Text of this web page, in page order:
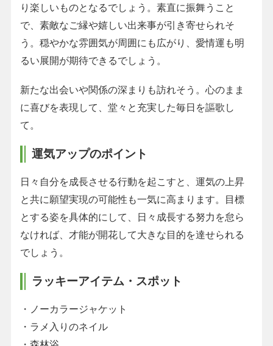
り楽しいものとなるでしょう。素直に振舞うこと
で、素敵なご縁や嬉しい出来事が引き寄せられそ
う。穏やかな雰囲気が周囲にも広がり、愛情運も明
るい展開が期待できるでしょう。
新たな出会いや関係の深まりも訪れそう。心のまま
に喜びを表現して、堂々と充実した毎日を謳歌し
て。
運気アップのポイント
日々自分を成長させる行動を起こすと、運気の上昇
と共に願望実現の可能性も一気に高まります。目標
とする姿を具体的にして、日々成長する努力を怠ら
なければ、才能が開花して大きな目的を達せられる
でしょう。
ラッキーアイテム・スポット
・ノーカラージャケット
・ラメ入りのネイル